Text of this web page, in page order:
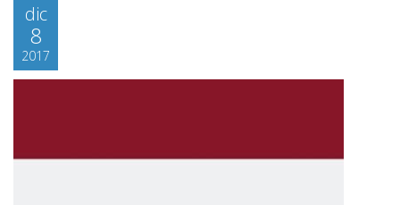
dic
8
2017